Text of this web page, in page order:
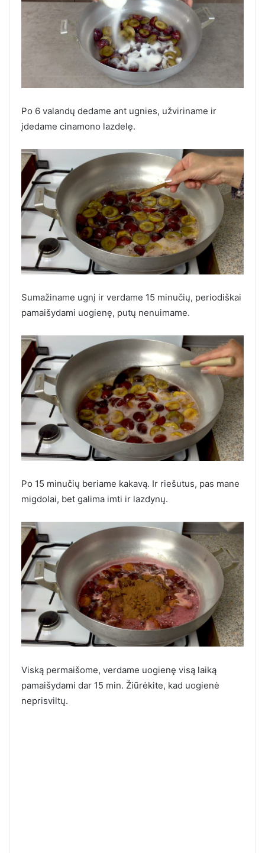
Po 6 valandų dedame ant ugnies, užviriname ir
įdedame cinamono lazdelę.
Sumažiname ugnį ir verdame 15 minučių, periodiškai
pamaišydami uogienę, putų nenuimame.
Po 15 minučių beriame kakavą. Ir riešutus, pas mane
migdolai, bet galima imti ir lazdynų.
Viską permaišome, verdame uogienę visą laiką
pamaišydami dar 15 min. Žiūrėkite, kad uogienė
neprisviltų.